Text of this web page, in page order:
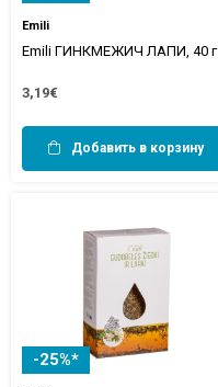
Emili
Emili ГИНКМЕЖИЧ ЛАПИ, 40 г
3,19€
Добавить в корзину
-25%*